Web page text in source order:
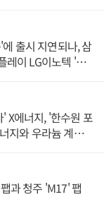
출시 지연되나, 삼
레이 LG이노텍 '탈
X에너지, '한수원 포
지와 우라늄 계약
과 청주 'M17' 팹